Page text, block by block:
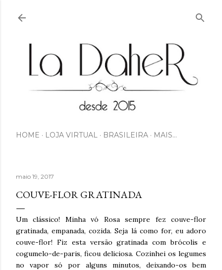
HOME LOJA VIRTUAL BRASILEIRA MAIS…
maio 19, 2017
COUVE-FLOR GRATINADA
Um clássico! Minha vó Rosa sempre fez couve-flor
gratinada, empanada, cozida. Seja lá como for, eu adoro
couve-flor! Fiz esta versão gratinada com brócolis e
cogumelo-de-paris, ficou deliciosa. Cozinhei os legumes
no vapor só por alguns minutos, deixando-os bem